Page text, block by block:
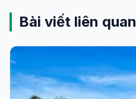
Bài viết liên quan